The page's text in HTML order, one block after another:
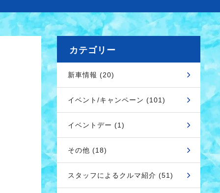
カテゴリー
新車情報 (20)
イベント/キャンペーン (101)
イベントデー (1)
その他 (18)
スタッフによるクルマ紹介 (51)